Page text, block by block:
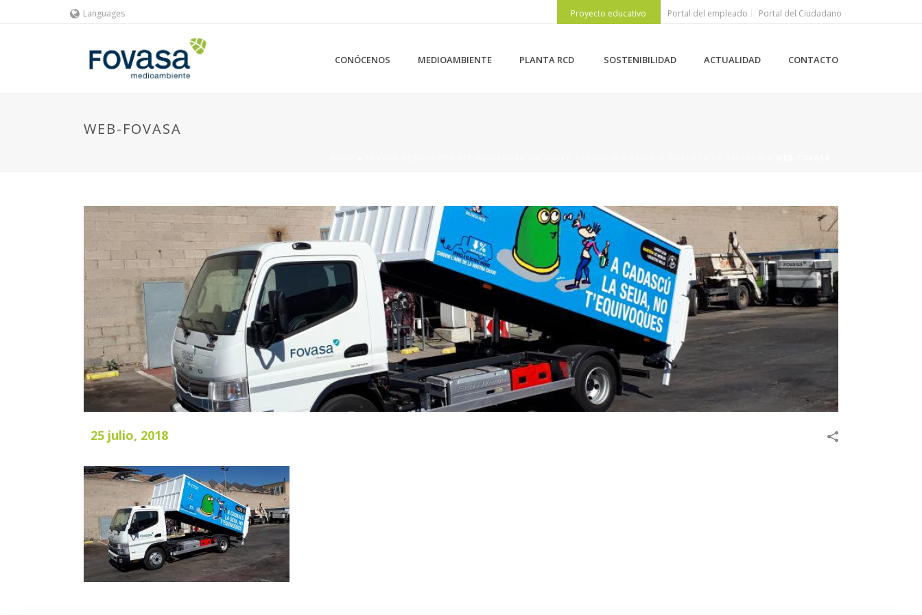
Languages Proyecto educativo Portal del empleado Portal del Ciudadano
CONÓCENOS MEDIOAMBIENTE PLANTA RCD SOSTENIBILIDAD ACTUALIDAD CONTACTO
WEB-FOVASA
25 julio, 2018